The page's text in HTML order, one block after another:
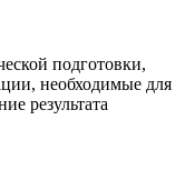
подготовки,
необходимые для
результата